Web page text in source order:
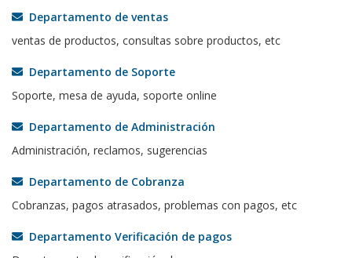
Departamento de ventas
ventas de productos, consultas sobre productos, etc
Departamento de Soporte
Soporte, mesa de ayuda, soporte online
Departamento de Administración
Administración, reclamos, sugerencias
Departamento de Cobranza
Cobranzas, pagos atrasados, problemas con pagos, etc
Departamento Verificación de pagos